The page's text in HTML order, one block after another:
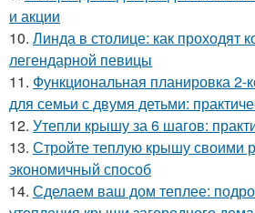
и акции
10. Линда в столице: как проходят
легендарной певицы
11. Функциональная планировка 2-
для семьи с двумя детьми:
12. Утепли крышу за 6 шагов:
13. Стройте теплую крышу своими
экономичный способ
14. Сделаем ваш дом теплее: